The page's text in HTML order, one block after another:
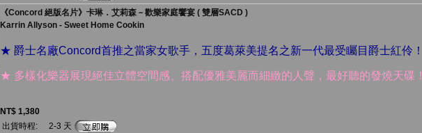
《Concord 絕版名片》卡琳．艾莉森－歡樂家庭饗宴 ( 雙層SACD )
Karrin Allyson - Sweet Home Cookin
★ 爵士名廠Concord首推之當家女歌手，五度葛萊美提名之新一代最受矚目爵士紅伶！
★ 多樣化樂器展現絕佳立體空間感、搭配優雅美麗而細緻的人聲，最好聽的發燒天碟！
NT$ 1,380
出貨時程:
2-3 天